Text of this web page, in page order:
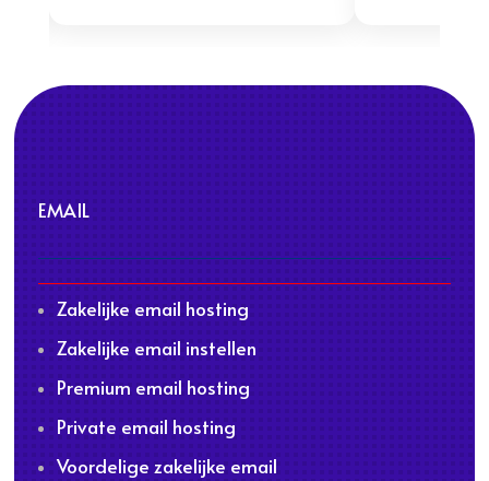
EMAIL
Zakelijke email hosting
Zakelijke email instellen
Premium email hosting
Private email hosting
Voordelige zakelijke email